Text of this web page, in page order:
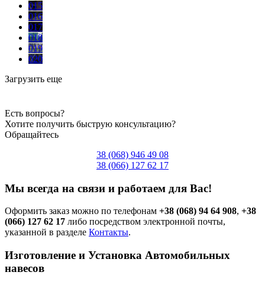
015
016
017
018
019
020
Загрузить еще
Есть вопросы?
Хотите получить быструю консультацию?
Обращайтесь
38 (068) 946 49 08
38 (066) 127 62 17
Мы всегда на связи и работаем для Вас!
Оформить заказ можно по телефонам +38 (068) 94 64 908, +38
(066) 127 62 17 либо посредством электронной почты,
указанной в разделе Контакты.
Изготовление и Установка Автомобильных
навесов